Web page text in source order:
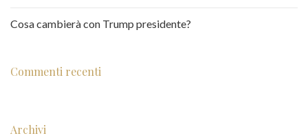
Cosa cambierà con Trump presidente?
Commenti recenti
Archivi